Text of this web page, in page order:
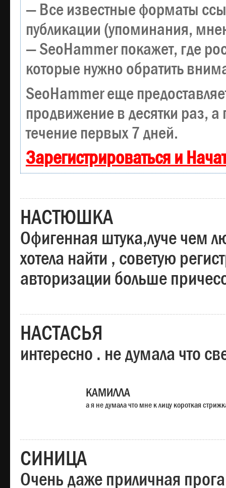
— Все известные форматы
публикации (упоминания,
— SeoHammer покажет, где
которые нужно обратить
SeoHammer еще
продвижение в десятки раз, а
течение первых 7 дней.
Зарегистрироваться и
НАСТЮШКА
Офигенная штука,луче чем
хотела найти , советую
авторизации больше
НАСТАСЬЯ
интересно . не думала что
КАМИЛЛА
а я не думала что мне к лицу короткая
СИНИЦА
Очень даже приличная